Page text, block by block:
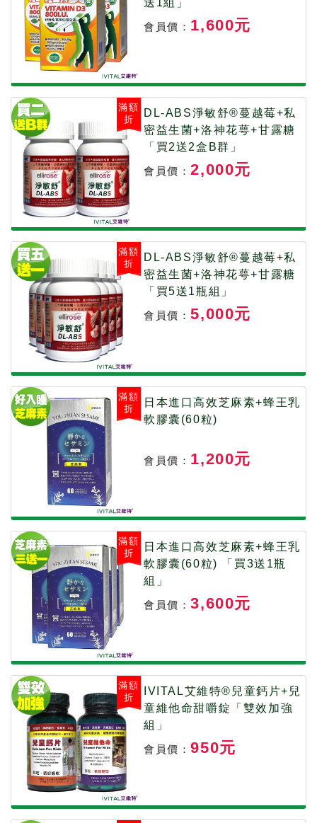
送1組」
會員價： 1,600元
滿額
折
DL-ABS淨敏舒®蔓越莓+私
密益生菌+洛神花萼+甘露糖
「買2送2盒B群」
會員價：2,000元
滿額
折
DL-ABS淨敏舒®蔓越莓+私
密益生菌+洛神花萼+甘露糖
「買5送1瓶組」
會員價：5,000元
滿額
折
日本進口高效芝麻素+蜂王乳
軟膠囊(60粒)
會員價： 1,200元
滿額
折
日本進口高效芝麻素+蜂王乳
軟膠囊(60粒) 「買3送1瓶
組」
會員價：3,600元
滿額
折
IVITAL艾維特®兒童鈣片+兒
童維他命甜嚼錠「雙效加強
組」
會員價：950元